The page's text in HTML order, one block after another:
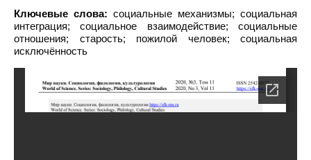
Ключевые слова: социальные механизмы; социальная
интеграция; социальное взаимодействие; социальные
отношения; старость; пожилой человек; социальная
исключённость